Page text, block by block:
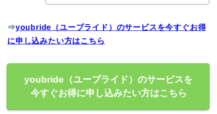
⇒youbride（ユーブライド）のサービスを今すぐお得
に申し込みたい方はこちら
youbride（ユーブライド）のサービスを
今すぐお得に申し込みたい方はこちら